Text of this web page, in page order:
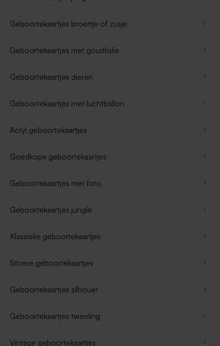
Geboortekaartjes broertje of zusje
Geboortekaartjes met goudfolie
Geboortekaartjes dieren
Geboortekaartjes met luchtballon
Acryl geboortekaartjes
Goedkope geboortekaartjes
Geboortekaartjes met foto
Geboortekaartjes jungle
Klassieke geboortekaartjes
Stoere geboortekaartjes
Geboortekaartjes silhouet
Geboortekaartjes tweeling
Vintage geboortekaartjes